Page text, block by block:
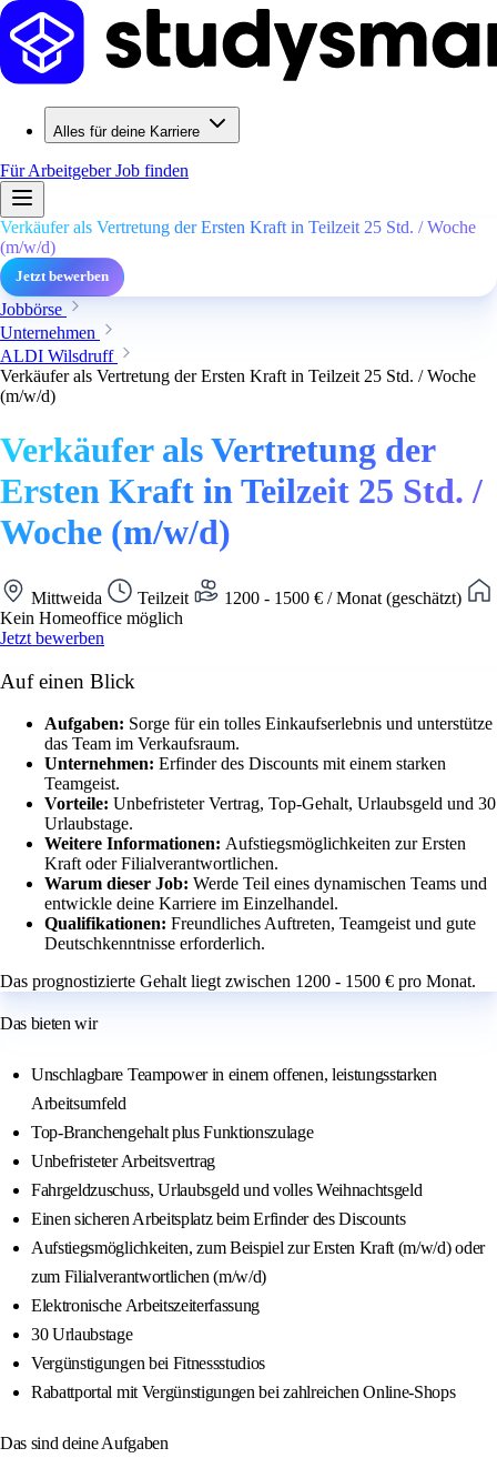
Alles für deine Karriere
Für ArbeitgeberJob finden
Verkäufer als Vertretung der Ersten Kraft in Teilzeit 25 Std. / Woche
(m/w/d)
Jetzt bewerben
Jobbörse
Unternehmen
ALDI Wilsdruff
Verkäufer als Vertretung der Ersten Kraft in Teilzeit 25 Std. / Woche
(m/w/d)
Verkäufer als Vertretung der
Ersten Kraft in Teilzeit 25 Std. /
Woche (m/w/d)
Mittweida Teilzeit
1200 - 1500 € / Monat (geschätzt)
Kein Homeoffice möglich
Jetzt bewerben
Auf einen Blick
Aufgaben: Sorge für ein tolles Einkaufserlebnis und unterstütze
das Team im Verkaufsraum.
Unternehmen: Erfinder des Discounts mit einem starken
Teamgeist.
Vorteile: Unbefristeter Vertrag, Top-Gehalt, Urlaubsgeld und 30
Urlaubstage.
Weitere Informationen: Aufstiegsmöglichkeiten zur Ersten
Kraft oder Filialverantwortlichen.
Warum dieser Job: Werde Teil eines dynamischen Teams und
entwickle deine Karriere im Einzelhandel.
Qualifikationen: Freundliches Auftreten, Teamgeist und gute
Deutschkenntnisse erforderlich.
Das prognostizierte Gehalt liegt zwischen 1200 - 1500 € pro Monat.
Das bieten wir
Unschlagbare Teampower in einem offenen, leistungsstarken
Arbeitsumfeld
Top-Branchengehalt plus Funktionszulage
Unbefristeter Arbeitsvertrag
Fahrgeldzuschuss, Urlaubsgeld und volles Weihnachtsgeld
Einen sicheren Arbeitsplatz beim Erfinder des Discounts
Aufstiegsmöglichkeiten, zum Beispiel zur Ersten Kraft (m/w/d) oder
zum Filialverantwortlichen (m/w/d)
Elektronische Arbeitszeiterfassung
30 Urlaubstage
Vergünstigungen bei Fitnessstudios
Rabattportal mit Vergünstigungen bei zahlreichen Online-Shops
Das sind deine Aufgaben